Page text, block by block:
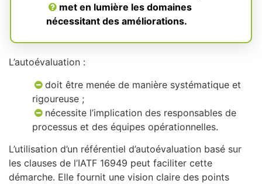
met en lumière les domaines
nécessitant des améliorations.
L’autoévaluation :
doit être menée de manière systématique et
rigoureuse ;
nécessite l’implication des responsables de
processus et des équipes opérationnelles.
L’utilisation d’un référentiel d’autoévaluation basé sur
les clauses de l’IATF 16949 peut faciliter cette
démarche. Elle fournit une vision claire des points